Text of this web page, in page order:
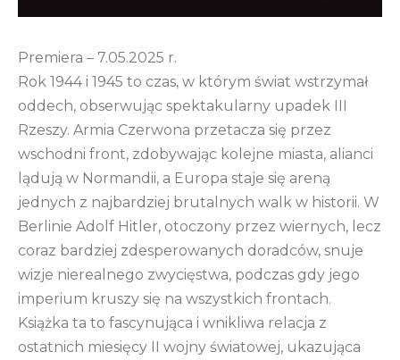
Premiera – 7.05.2025 r.
Rok 1944 i 1945 to czas, w którym świat wstrzymał
oddech, obserwując spektakularny upadek III
Rzeszy. Armia Czerwona przetacza się przez
wschodni front, zdobywając kolejne miasta, alianci
lądują w Normandii, a Europa staje się areną
jednych z najbardziej brutalnych walk w historii. W
Berlinie Adolf Hitler, otoczony przez wiernych, lecz
coraz bardziej zdesperowanych doradców, snuje
wizje nierealnego zwycięstwa, podczas gdy jego
imperium kruszy się na wszystkich frontach.
Książka ta to fascynująca i wnikliwa relacja z
ostatnich miesięcy II wojny światowej, ukazująca